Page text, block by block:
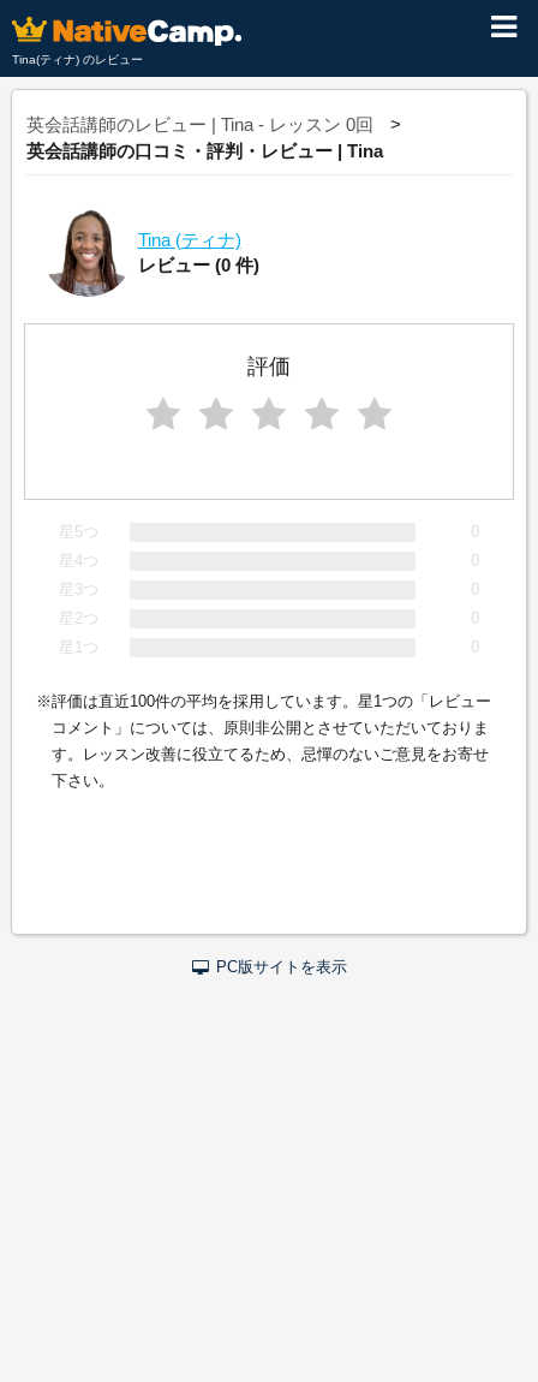
Tina(ティナ) のレビュー
英会話講師のレビュー | Tina - レッスン 0回
英会話講師の口コミ・評判・レビュー | Tina
Tina (ティナ)
レビュー (0 件)
評価
星5つ
0
星4つ
0
星3つ
0
星2つ
0
星1つ
0
評価は直近100件の平均を採用しています。星1つの「レビュー
コメント」については、原則非公開とさせていただいておりま
す。レッスン改善に役立てるため、忌憚のないご意見をお寄せ
下さい。
PC版サイトを表示